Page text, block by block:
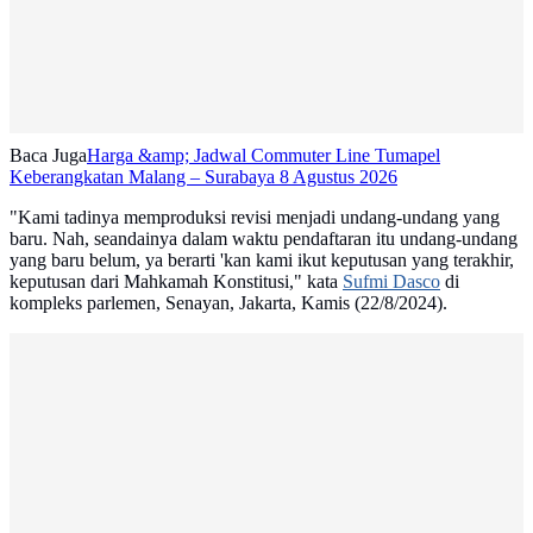
Baca JugaHarga &amp; Jadwal Commuter Line Tumapel
Keberangkatan Malang – Surabaya 8 Agustus 2026
"Kami tadinya memproduksi revisi menjadi undang-undang yang
baru. Nah, seandainya dalam waktu pendaftaran itu undang-undang
yang baru belum, ya berarti 'kan kami ikut keputusan yang terakhir,
keputusan dari Mahkamah Konstitusi," kata Sufmi Dasco di
kompleks parlemen, Senayan, Jakarta, Kamis (22/8/2024).